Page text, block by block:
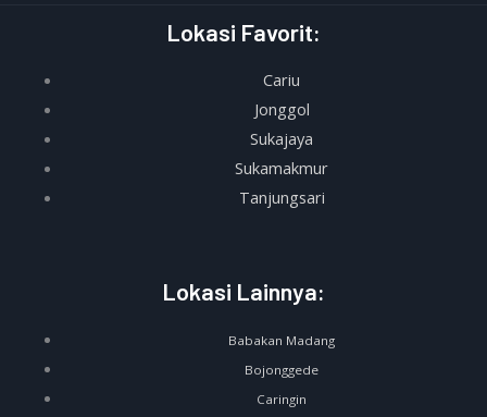
Lokasi Favorit:
Cariu
Jonggol
Sukajaya
Sukamakmur
Tanjungsari
Lokasi Lainnya:
Babakan Madang
Bojonggede
Caringin